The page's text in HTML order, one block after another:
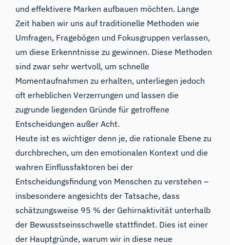
und effektivere Marken aufbauen möchten. Lange
Zeit haben wir uns auf traditionelle Methoden wie
Umfragen, Fragebögen und Fokusgruppen verlassen,
um diese Erkenntnisse zu gewinnen. Diese Methoden
sind zwar sehr wertvoll, um schnelle
Momentaufnahmen zu erhalten, unterliegen jedoch
oft erheblichen Verzerrungen und lassen die
zugrunde liegenden Gründe für getroffene
Entscheidungen außer Acht.
Heute ist es wichtiger denn je, die rationale Ebene zu
durchbrechen, um den emotionalen Kontext und die
wahren Einflussfaktoren bei der
Entscheidungsfindung von Menschen zu verstehen –
insbesondere angesichts der Tatsache, dass
schätzungsweise 95 % der Gehirnaktivität unterhalb
der Bewusstseinsschwelle stattfindet. Dies ist einer
der Hauptgründe, warum wir in diese neue